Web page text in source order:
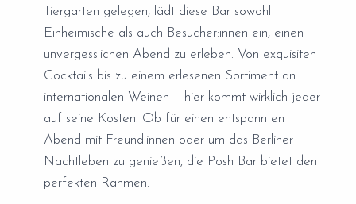
Tiergarten gelegen, lädt diese Bar sowohl
Einheimische als auch Besucher:innen ein, einen
unvergesslichen Abend zu erleben. Von exquisiten
Cocktails bis zu einem erlesenen Sortiment an
internationalen Weinen – hier kommt wirklich jeder
auf seine Kosten. Ob für einen entspannten
Abend mit Freund:innen oder um das Berliner
Nachtleben zu genießen, die Posh Bar bietet den
perfekten Rahmen.